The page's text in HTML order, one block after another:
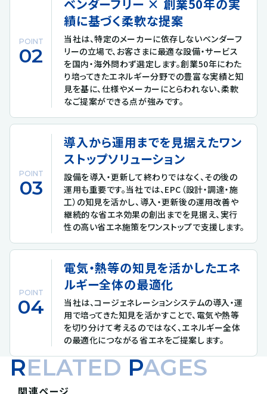
POINT
ベンダーフリー × 創業50年の実
績に基づく柔軟な提案
当社は、特定のメーカーに依存しないベンダーフ
リーの立場で、お客さまに最適な設備・サービス
を国内・海外問わず選定します。創業50年にわた
り培ってきたエネルギー分野での豊富な実績と知
見を基に、仕様やメーカーにとらわれない、柔軟
なご提案ができる点が強みです。
POINT
導入から運用までを見据えたワン
ストップソリューション
設備を導入・更新して終わりではなく、その後の
運用も重要です。当社では、EPC（設計・調達・施
工）の知見を活かし、導入・更新後の運用改善や
継続的な省エネ効果の創出までを見据え、実行
性の高い省エネ施策をワンストップで支援します。
POINT
電気・熱等の知見を活かしたエネ
ルギー全体の最適化
当社は、コージェネレーションシステムの導入・運
用で培ってきた知見を活かすことで、電気や熱等
を切り分けて考えるのではなく、エネルギー全体
の最適化につながる省エネをご提案します。
RELATED PAGES
関連ページ